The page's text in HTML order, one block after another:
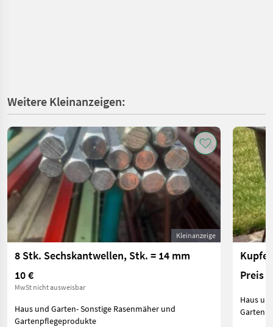
Weitere Kleinanzeigen:
Kleinanzeige
8 Stk. Sechskantwellen, Stk. = 14 mm
10 €
MwSt nicht ausweisbar
Haus und Garten- Sonstige Rasenmäher und
Gartenpflegeprodukte
Preis
Haus